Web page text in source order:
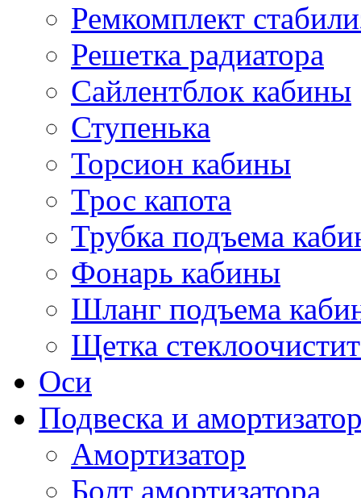
Ремкомплект
Решетка радиатора
Сайлентблок кабины
Ступенька
Торсион кабины
Трос капота
Трубка подъема
Фонарь кабины
Шланг подъема
Щетка
Оси
Подвеска и
Амортизатор
Болт амортизатора